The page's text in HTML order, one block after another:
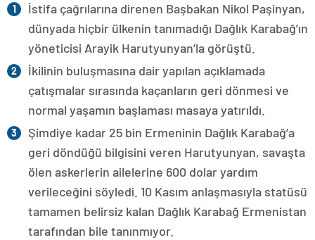
İstifa çağrılarına direnen Başbakan Nikol Paşinyan,
dünyada hiçbir ülkenin tanımadığı Dağlık Karabağ’ın
yöneticisi Arayik Harutyunyan’la görüştü.
İkilinin buluşmasına dair yapılan açıklamada
çatışmalar sırasında kaçanların geri dönmesi ve
normal yaşamın başlaması masaya yatırıldı.
Şimdiye kadar 25 bin Ermeninin Dağlık Karabağ’a
geri döndüğü bilgisini veren Harutyunyan, savaşta
ölen askerlerin ailelerine 600 dolar yardım
verileceğini söyledi. 10 Kasım anlaşmasıyla statüsü
tamamen belirsiz kalan Dağlık Karabağ Ermenistan
tarafından bile tanınmıyor.